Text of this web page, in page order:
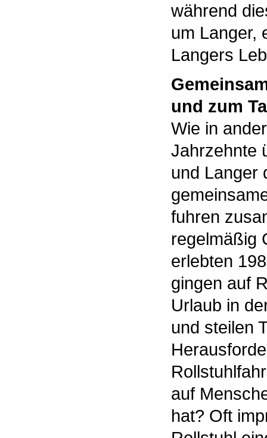
während
um Langer,
Langers
und zum
Wie in
Jahrzehnte
und Langer
fuhren
regelmäßig
erlebten
gingen auf
Urlaub in
und steilen
auf
hat? Oft